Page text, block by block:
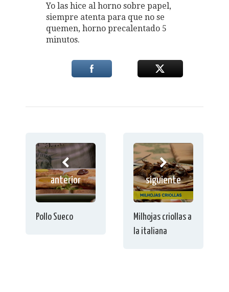
Yo las hice al horno sobre papel,
siempre atenta para que no se
quemen, horno precalentado 5
minutos.
anterior
Pollo Sueco
siguiente
Milhojas criollas a
la italiana